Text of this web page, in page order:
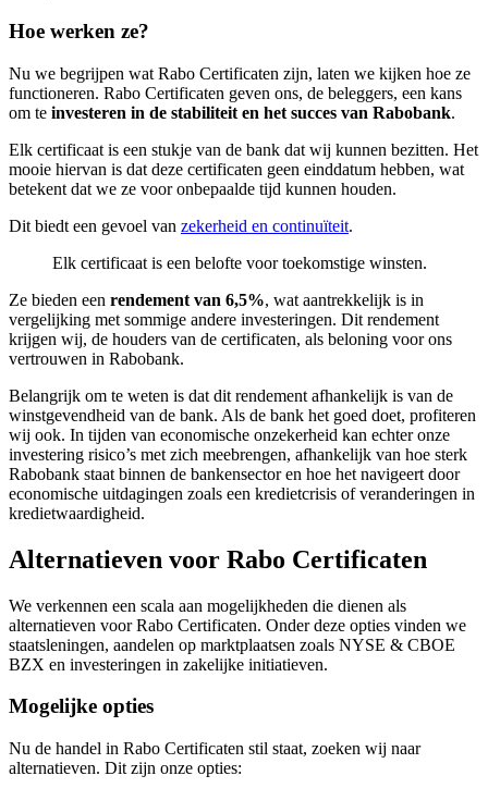
Hoe werken ze?
Nu we begrijpen wat Rabo Certificaten zijn, laten we kijken hoe ze
functioneren. Rabo Certificaten geven ons, de beleggers, een kans
om te investeren in de stabiliteit en het succes van Rabobank.
Elk certificaat is een stukje van de bank dat wij kunnen bezitten. Het
mooie hiervan is dat deze certificaten geen einddatum hebben, wat
betekent dat we ze voor onbepaalde tijd kunnen houden.
Dit biedt een gevoel van zekerheid en continuïteit.
Elk certificaat is een belofte voor toekomstige winsten.
Ze bieden een rendement van 6,5%, wat aantrekkelijk is in
vergelijking met sommige andere investeringen. Dit rendement
krijgen wij, de houders van de certificaten, als beloning voor ons
vertrouwen in Rabobank.
Belangrijk om te weten is dat dit rendement afhankelijk is van de
winstgevendheid van de bank. Als de bank het goed doet, profiteren
wij ook. In tijden van economische onzekerheid kan echter onze
investering risico’s met zich meebrengen, afhankelijk van hoe sterk
Rabobank staat binnen de bankensector en hoe het navigeert door
economische uitdagingen zoals een kredietcrisis of veranderingen in
kredietwaardigheid.
Alternatieven voor Rabo Certificaten
We verkennen een scala aan mogelijkheden die dienen als
alternatieven voor Rabo Certificaten. Onder deze opties vinden we
staatsleningen, aandelen op marktplaatsen zoals NYSE & CBOE
BZX en investeringen in zakelijke initiatieven.
Mogelijke opties
Nu de handel in Rabo Certificaten stil staat, zoeken wij naar
alternatieven. Dit zijn onze opties: